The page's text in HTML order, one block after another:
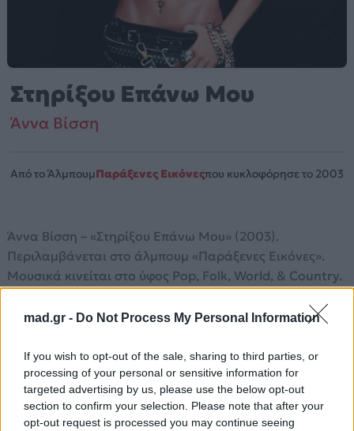
mad.gr - Do Not Process My Personal Information
If you wish to opt-out of the sale, sharing to third parties, or
processing of your personal or sensitive information for
targeted advertising by us, please use the below opt-out
section to confirm your selection. Please note that after your
opt-out request is processed you may continue seeing
Στηρίξου Επάνω Μου
Άννα Βίσση
Από το ΆλμπουμΠαράξενες Εικόνεςπου κυκλοφόρησε το 2003
Άννα Βίσση – «Στηρίξου Επάνω Μου» (2003).
Περιλαμβάνεται στο άλμπουμ «Παράξενες Εικόνες».
Μουσικά κινείται στο ύφος Pop, Folk, World, & Country.
σελίδα
στο Mad.gr
Ακούστε το «Στηρίξου Επάνω Μου» σε Spotify, YouTube
και στο Mad.gr.